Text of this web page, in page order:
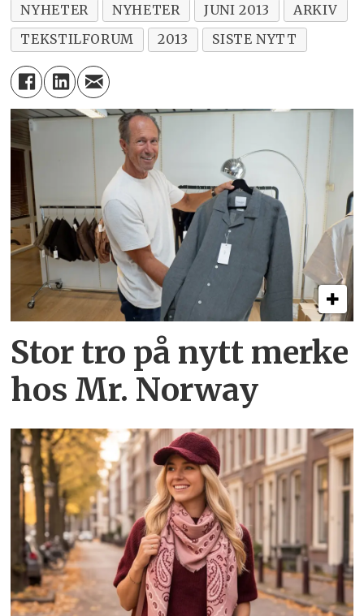
NYHETER NYHETER JUNI 2013
ARKIV
TEKSTILFORUM
2013 SISTE NYTT
Stor tro på nytt merke
hos Mr. Norway